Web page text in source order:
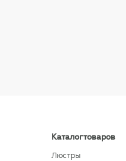
Каталог товаров
Люстры